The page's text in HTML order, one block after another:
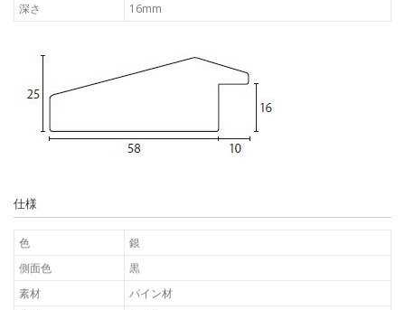
深さ
16mm
仕様
色
銀
側面色
黒
素材
パイン材